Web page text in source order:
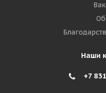
Наши
+7